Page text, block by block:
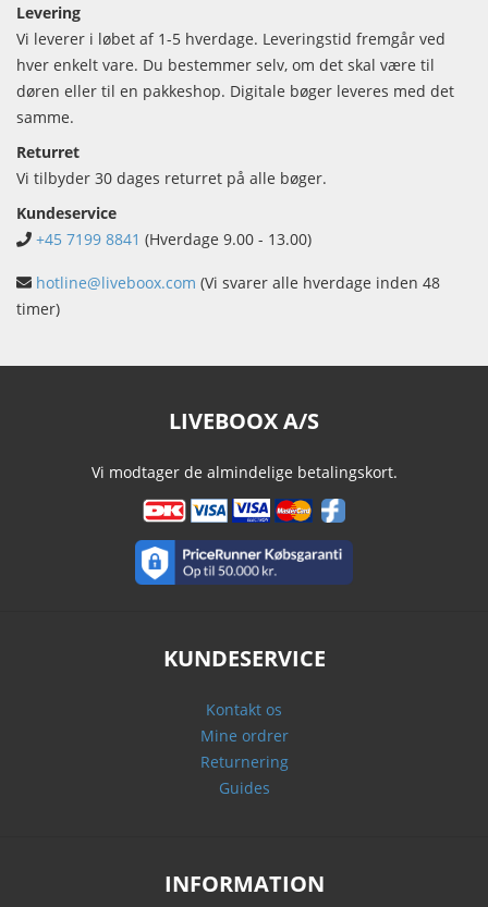
Levering
Vi leverer i løbet af 1-5 hverdage. Leveringstid fremgår ved
hver enkelt vare. Du bestemmer selv, om det skal være til
døren eller til en pakkeshop. Digitale bøger leveres med det
samme.
Returret
Vi tilbyder 30 dages returret på alle bøger.
Kundeservice
+45 7199 8841 (Hverdage 9.00 - 13.00)
hotline@liveboox.com (Vi svarer alle hverdage inden 48
timer)
LIVEBOOX A/S
Vi modtager de almindelige betalingskort.
KUNDESERVICE
Kontakt os
Mine ordrer
Returnering
Guides
INFORMATION